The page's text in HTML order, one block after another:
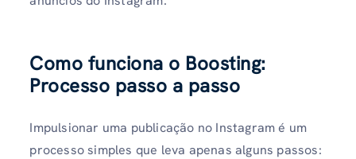
Como funciona o Boosting:
Processo passo a passo
Impulsionar uma publicação no Instagram é um
processo simples que leva apenas alguns passos: